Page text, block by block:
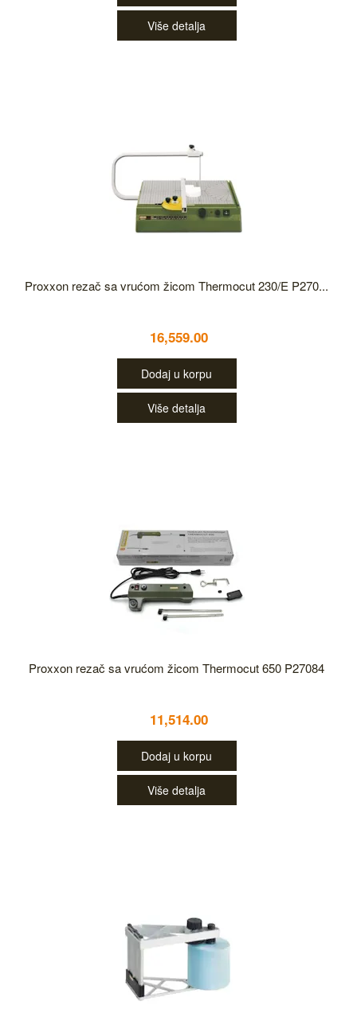
Više detalja
Proxxon rezač sa vrućom žicom Thermocut 230/E P270...
16,559.00
Dodaj u korpu
Više detalja
Proxxon rezač sa vrućom žicom Thermocut 650 P27084
11,514.00
Dodaj u korpu
Više detalja